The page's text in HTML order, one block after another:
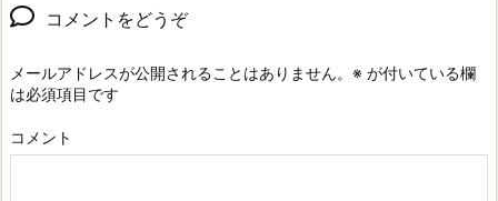
コメントをどうぞ
メールアドレスが公開されることはありません。 ※ が付いている欄
は必須項目です
コメント